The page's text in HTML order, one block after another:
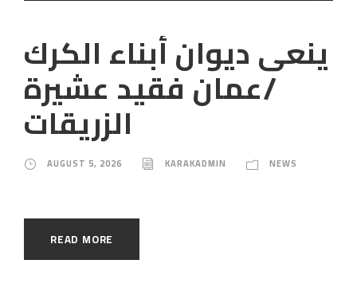
ينعى ديوان أبناء الكرك
/عمان فقيد عشيرة
الزريقات
AUGUST 5, 2026 KARAKADMIN NEWS
READ MORE